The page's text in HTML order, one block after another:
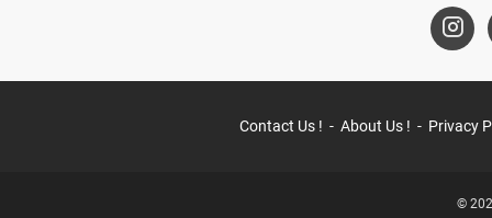
Contact Us ! About Us ! Privacy
©